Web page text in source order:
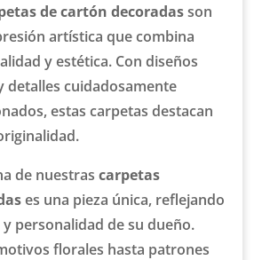
de cartón decoradasson
artística que combina
y estética. Con diseños
detalles cuidadosamente
estas carpetas destacan
de nuestrascarpetas
es una pieza única, reflejando
personalidad de su dueño.
florales hasta patrones